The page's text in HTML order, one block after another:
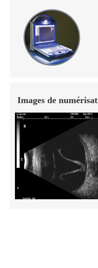
Images de